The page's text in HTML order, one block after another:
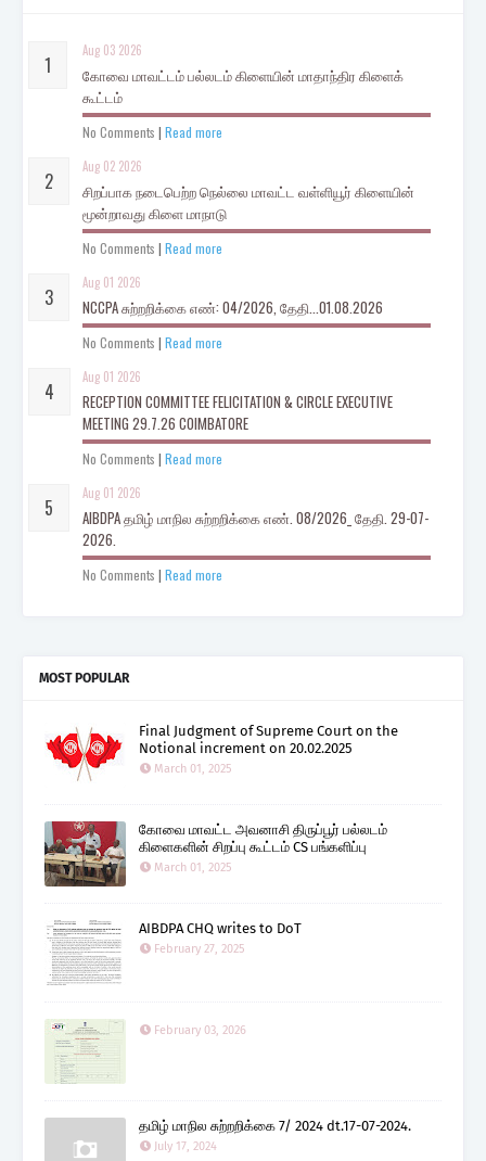
Aug 03 2026
கோவை மாவட்டம் பல்லடம் கிளையின் மாதாந்திர கிளைக்
கூட்டம்
No Comments | Read more
Aug 02 2026
சிறப்பாக நடைபெற்ற நெல்லை மாவட்ட வள்ளியூர் கிளையின்
மூன்றாவது கிளை மாநாடு
No Comments | Read more
Aug 01 2026
NCCPA சுற்றறிக்கை எண்: 04/2026, தேதி...01.08.2026
No Comments | Read more
Aug 01 2026
RECEPTION COMMITTEE FELICITATION & CIRCLE EXECUTIVE
MEETING 29.7.26 COIMBATORE
No Comments | Read more
Aug 01 2026
AIBDPA தமிழ் மாநில சுற்றறிக்கை எண். 08/2026_ தேதி. 29-07-
2026.
No Comments | Read more
MOST POPULAR
Final Judgment of Supreme Court on the
Notional increment on 20.02.2025
March 01, 2025
கோவை மாவட்ட அவனாசி திருப்பூர் பல்லடம்
கிளைகளின் சிறப்பு கூட்டம் CS பங்களிப்பு
March 01, 2025
AIBDPA CHQ writes to DoT
February 27, 2025
February 03, 2026
தமிழ் மாநில சுற்றறிக்கை 7/ 2024 dt.17-07-2024.
July 17, 2024